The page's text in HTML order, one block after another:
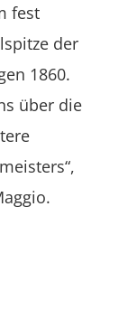
fest
der
1860.
über die